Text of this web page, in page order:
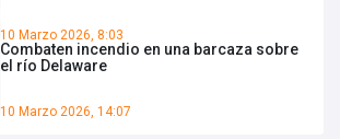
10 Marzo 2026, 8:03
Combaten incendio en una barcaza sobre
el río Delaware
10 Marzo 2026, 14:07